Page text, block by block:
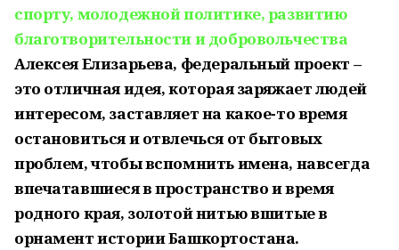
спорту, молодежной политике, развитию
благотворительности и добровольчества
Алексея Елизарьева, федеральный проект –
это отличная идея, которая заряжает людей
интересом, заставляет на какое-то время
остановиться и отвлечься от бытовых
проблем, чтобы вспомнить имена, навсегда
впечатавшиеся в пространство и время
родного края, золотой нитью вшитые в
орнамент истории Башкортостана.